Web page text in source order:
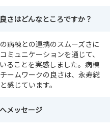
ております♪
さはどんなところですか？
病棟との連携のスムーズさに
ミュニケーションを通じて、
ることを実感しました。病棟
ームワークの良さは、永寿総
感じています。
メッセージ